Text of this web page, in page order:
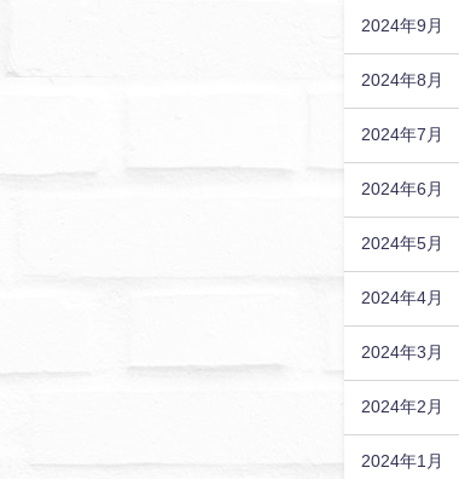
2024年9月
2024年8月
2024年7月
2024年6月
2024年5月
2024年4月
2024年3月
2024年2月
2024年1月